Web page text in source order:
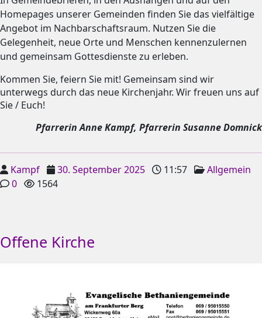
Homepages unserer Gemeinden finden Sie das vielfältige
Angebot im Nachbarschaftsraum. Nutzen Sie die
Gelegenheit, neue Orte und Menschen kennenzulernen
und gemeinsam Gottesdienste zu erleben.
Kommen Sie, feiern Sie mit! Gemeinsam sind wir
unterwegs durch das neue Kirchenjahr. Wir freuen uns auf
Sie / Euch!
Pfarrerin Anne Kampf, Pfarrerin Susanne Domnick
Kampf 30. September 2025 11:57
Allgemein
0
1564
Offene Kirche